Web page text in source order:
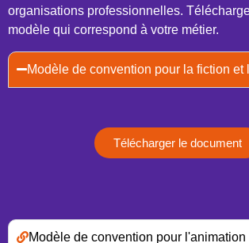
organisations professionnelles.
modèle qui correspond à votre métier.
Modèle de convention pour la fiction et
Télécharger le document
Modèle de convention pour l'animation